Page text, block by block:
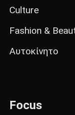
Culture
Fashion &
Αυτοκίνητο
Focus